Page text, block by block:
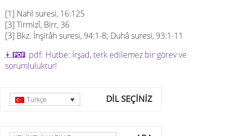
[1] Nahl suresi, 16:125
[3] Tirmizî, Birr, 36
[3] Bkz. İnşirâh suresi, 94:1-8; Duhâ suresi, 93:1-11
pdf: Hutbe: İrşad, terk edilemez bir görev ve
sorumluluktur!
DİL SEÇİNİZ
Türkçe